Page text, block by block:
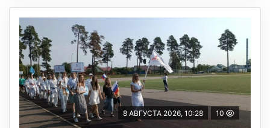
8 АВГУСТА 2026, 10:28 10